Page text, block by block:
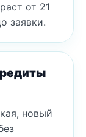
от 21
заявки.
новый